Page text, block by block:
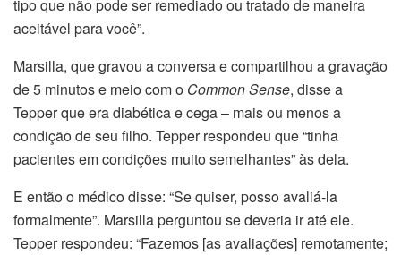
tipo que não pode ser remediado ou tratado de maneira
aceitável para você”.
Marsilla, que gravou a conversa e compartilhou a gravação
de 5 minutos e meio com o Common Sense, disse a
Tepper que era diabética e cega – mais ou menos a
condição de seu filho. Tepper respondeu que “tinha
pacientes em condições muito semelhantes” às dela.
E então o médico disse: “Se quiser, posso avaliá-la
formalmente”. Marsilla perguntou se deveria ir até ele.
Tepper respondeu: “Fazemos [as avaliações] remotamente;